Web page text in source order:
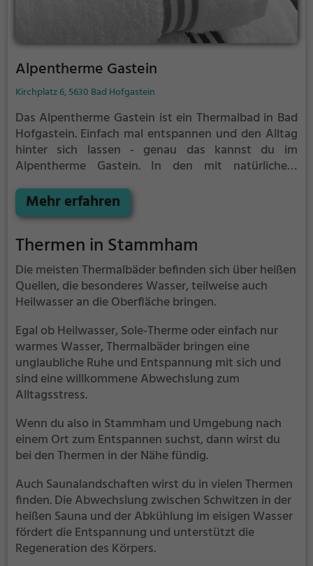
Alpentherme Gastein
Kirchplatz 6, 5630 Bad Hofgastein
Das Alpentherme Gastein ist ein Thermalbad in Bad
Hofgastein. Einfach mal entspannen und den Alltag
hinter sich lassen - genau das kannst du im
Alpentherme Gastein. In den mit natürlichem
angenehmer Beleuchtung erholen und deine Akkus
wieder aufladen. Besonders gut: das Thermalwasser
Muskulatur - perfekt also, als Auszeit vom
stressigen Alltag.
Mehr erfahren
Thermen in Stammham
Die meisten Thermalbäder befinden sich über heißen
Quellen, die besonderes Wasser, teilweise auch
Heilwasser an die Oberfläche bringen.
Egal ob Heilwasser, Sole-Therme oder einfach nur
warmes Wasser, Thermalbäder bringen eine
unglaubliche Ruhe und Entspannung mit sich und
sind eine willkommene Abwechslung zum
Alltagsstress.
Wenn du also in Stammham und Umgebung nach
einem Ort zum Entspannen suchst, dann wirst du
bei den Thermen in der Nähe fündig.
Auch Saunalandschaften wirst du in vielen Thermen
finden. Die Abwechslung zwischen Schwitzen in der
heißen Sauna und der Abkühlung im eisigen Wasser
fördert die Entspannung und unterstützt die
Regeneration des Körpers.